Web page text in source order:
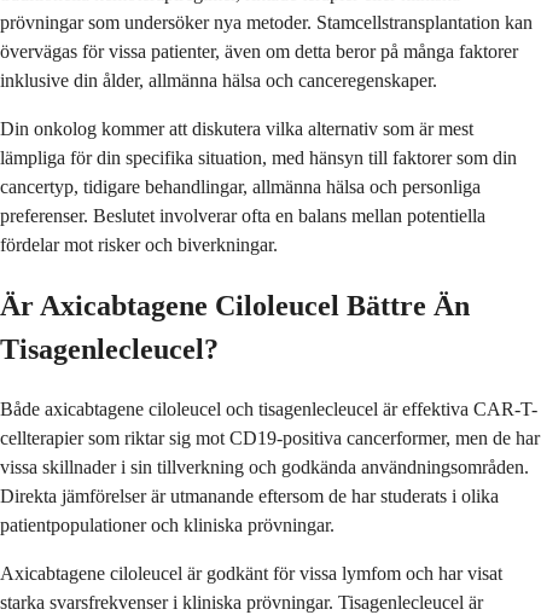
prövningar som undersöker nya metoder. Stamcellstransplantation kan
övervägas för vissa patienter, även om detta beror på många faktorer
inklusive din ålder, allmänna hälsa och canceregenskaper.
Din onkolog kommer att diskutera vilka alternativ som är mest
lämpliga för din specifika situation, med hänsyn till faktorer som din
cancertyp, tidigare behandlingar, allmänna hälsa och personliga
preferenser. Beslutet involverar ofta en balans mellan potentiella
fördelar mot risker och biverkningar.
Är Axicabtagene Ciloleucel Bättre Än
Tisagenlecleucel?
Både axicabtagene ciloleucel och tisagenlecleucel är effektiva CAR-T-
cellterapier som riktar sig mot CD19-positiva cancerformer, men de har
vissa skillnader i sin tillverkning och godkända användningsområden.
Direkta jämförelser är utmanande eftersom de har studerats i olika
patientpopulationer och kliniska prövningar.
Axicabtagene ciloleucel är godkänt för vissa lymfom och har visat
starka svarsfrekvenser i kliniska prövningar. Tisagenlecleucel är